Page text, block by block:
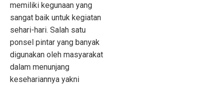
memiliki kegunaan yang
sangat baik untuk kegiatan
sehari-hari. Salah satu
ponsel pintar yang banyak
digunakan oleh masyarakat
dalam menunjang
kesehariannya yakni